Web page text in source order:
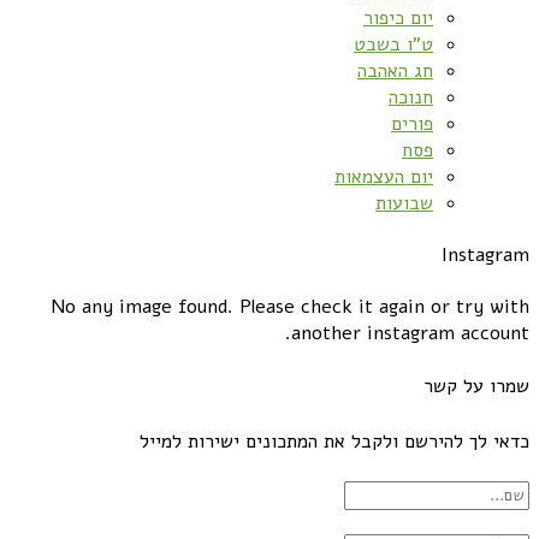
יום כיפור
ט”ו בשבט
חג האהבה
חנוכה
פורים
פסח
יום העצמאות
שבועות
Instagram
No any image found. Please check it again or try with
another instagram account.
שמרו על קשר
כדאי לך להירשם ולקבל את המתכונים ישירות למייל